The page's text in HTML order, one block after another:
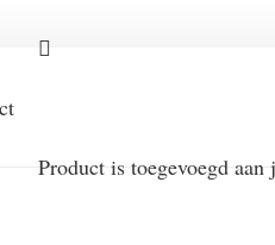
Product is toegevoegd